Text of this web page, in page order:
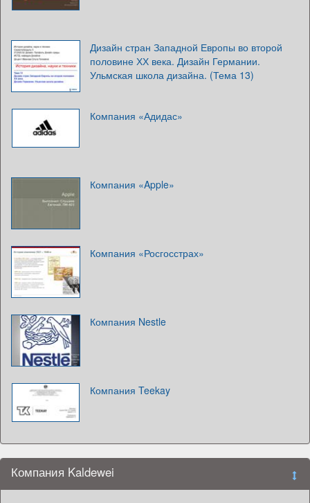
Дизайн стран Западной Европы во второй
половине ХХ века. Дизайн Германии.
Ульмская школа дизайна. (Тема 13)
Компания «Адидас»
Компания «Apple»
Компания «Росгосстрах»
Компания Nestle
Компания Teekay
Компания Kaldewei